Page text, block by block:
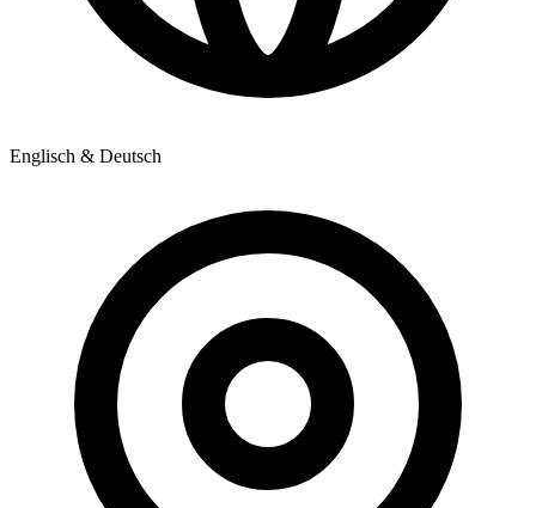
Englisch & Deutsch